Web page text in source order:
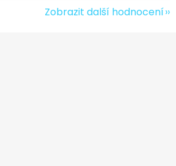
Zobrazit další hodnocení